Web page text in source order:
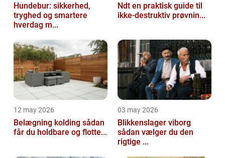
Hundebur: sikkerhed,
tryghed og smartere
hverdag m...
Ndt en praktisk guide til
ikke-destruktiv prøvnin...
12 may 2026
Belægning kolding sådan
får du holdbare og flotte...
03 may 2026
Blikkenslager viborg
sådan vælger du den
rigtige ...